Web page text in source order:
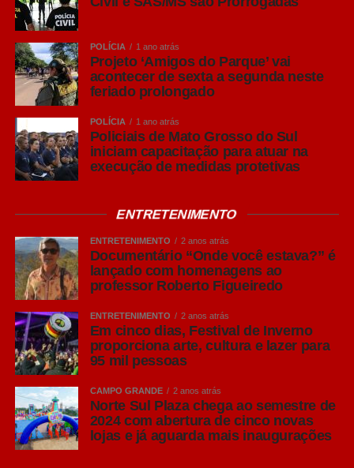
o cidadão e o servidor público, garantindo clareza
na prestação do serviço.
SERVIÇO
Lançamento do Totem
Digital e Central de
Data:Segunda-feira,
3 de agosto de 2026
Horário:
POLÍCIA 1 ano atrás
Projeto ‘Amigos do Parque’ vai
acontecer de sexta a segunda neste
feriado prolongado
POLÍCIA 1 ano atrás
Policiais de Mato Grosso do Sul
iniciam capacitação para atuar na
execução de medidas protetivas
ENTRETENIMENTO
ENTRETENIMENTO 2 anos atrás
Documentário “Onde você estava?” é
lançado com homenagens ao
professor Roberto Figueiredo
ENTRETENIMENTO 2 anos atrás
Em cinco dias, Festival de Inverno
proporciona arte, cultura e lazer para
95 mil pessoas
CAMPO GRANDE 2 anos atrás
Norte Sul Plaza chega ao semestre de
2024 com abertura de cinco novas
lojas e já aguarda mais inaugurações